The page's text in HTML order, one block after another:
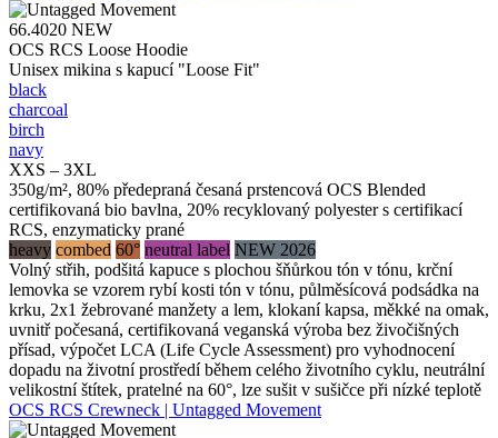
66.4020 NEW
OCS RCS Loose Hoodie
Unisex mikina s kapucí "Loose Fit"
black
charcoal
birch
navy
XXS – 3XL
350g/m², 80% předepraná česaná prstencová OCS Blended
certifikovaná bio bavlna, 20% recyklovaný polyester s certifikací
RCS, enzymaticky prané
heavy combed 60° neutral label NEW 2026
Volný střih, podšitá kapuce s plochou šňůrkou tón v tónu, krční
lemovka se vzorem rybí kosti tón v tónu, půlměsícová podsádka na
krku, 2x1 žebrované manžety a lem, klokaní kapsa, měkké na omak,
uvnitř počesaná, certifikovaná veganská výroba bez živočišných
přísad, výpočet LCA (Life Cycle Assessment) pro vyhodnocení
dopadu na životní prostředí během celého životního cyklu, neutrální
velikostní štítek, pratelné na 60°, lze sušit v sušičce při nízké teplotě
OCS RCS Crewneck | Untagged Movement